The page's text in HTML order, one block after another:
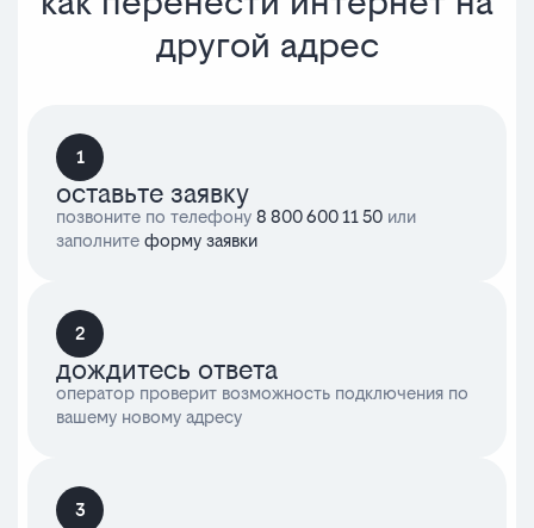
другой адрес
1
оставьте заявку
позвоните по телефону 8 800 600 11 50 или
заполните форму заявки
2
дождитесь ответа
оператор проверит возможность подключения по
вашему новому адресу
3